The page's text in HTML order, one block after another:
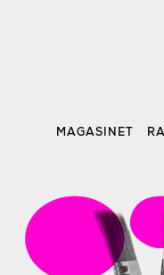
MAGASINET